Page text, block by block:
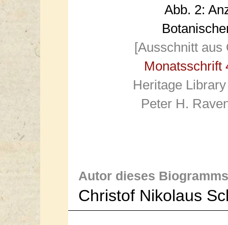
Abb. 2:
[Ausschnitt
Monatsschrift
Heritage
Peter H.
Autor dieses
Christof Nikolaus